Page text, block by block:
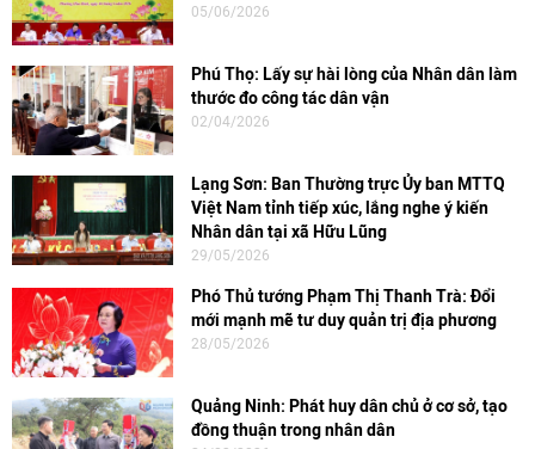
05/06/2026
Phú Thọ: Lấy sự hài lòng của Nhân dân làm
thước đo công tác dân vận
02/04/2026
Lạng Sơn: Ban Thường trực Ủy ban MTTQ
Việt Nam tỉnh tiếp xúc, lắng nghe ý kiến
Nhân dân tại xã Hữu Lũng
29/05/2026
Phó Thủ tướng Phạm Thị Thanh Trà: Đổi
mới mạnh mẽ tư duy quản trị địa phương
28/05/2026
Quảng Ninh: Phát huy dân chủ ở cơ sở, tạo
đồng thuận trong nhân dân